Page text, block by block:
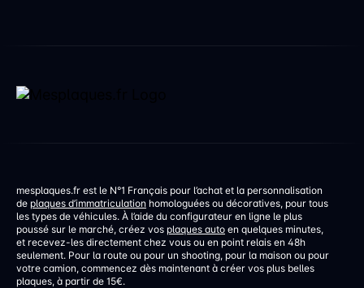
mesplaques.fr est le N°1 Français pour l’achat et la personnalisation
de plaques d’immatriculation homologuées ou décoratives, pour tous
les types de véhicules. À l’aide du configurateur en ligne le plus
poussé sur le marché, créez vos plaques auto en quelques minutes,
et recevez-les directement chez vous ou en point relais en 48h
seulement. Pour la route ou pour un shooting, pour la maison ou pour
votre camion, commencez dès maintenant à créer vos plus belles
plaques, à partir de 15€.